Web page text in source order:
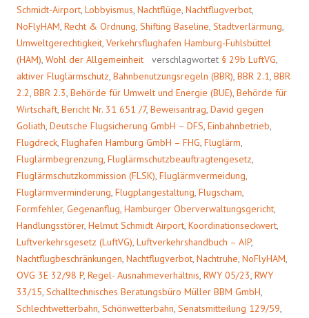
Schmidt-Airport, Lobbyismus, Nachtflüge, Nachtflugverbot,
NoFlyHAM, Recht & Ordnung, Shifting Baseline, Stadtverlärmung,
Umweltgerechtigkeit, Verkehrsflughafen Hamburg-Fuhlsbüttel
(HAM), Wohl der Allgemeinheit verschlagwortet § 29b LuftVG,
aktiver Fluglärmschutz, Bahnbenutzungsregeln (BBR), BBR 2.1, BBR
2.2, BBR 2.3, Behörde für Umwelt und Energie (BUE), Behörde für
Wirtschaft, Bericht Nr. 31 651 /7, Beweisantrag, David gegen
Goliath, Deutsche Flugsicherung GmbH – DFS, Einbahnbetrieb,
Flugdreck, Flughafen Hamburg GmbH – FHG, Fluglärm,
Fluglärmbegrenzung, Fluglärmschutzbeauftragtengesetz,
Fluglärmschutzkommission (FLSK), Fluglärmvermeidung,
Fluglärmverminderung, Flugplangestaltung, Flugscham,
Formfehler, Gegenanflug, Hamburger Oberverwaltungsgericht,
Handlungsstörer, Helmut Schmidt Airport, Koordinationseckwert,
Luftverkehrsgesetz (LuftVG), Luftverkehrshandbuch – AIP,
Nachtflugbeschränkungen, Nachtflugverbot, Nachtruhe, NoFlyHAM,
OVG 3E 32/98 P, Regel- Ausnahmeverhältnis, RWY 05/23, RWY
33/15, Schalltechnisches Beratungsbüro Müller BBM GmbH,
Schlechtwetterbahn, Schönwetterbahn, Senatsmitteilung 129/59,